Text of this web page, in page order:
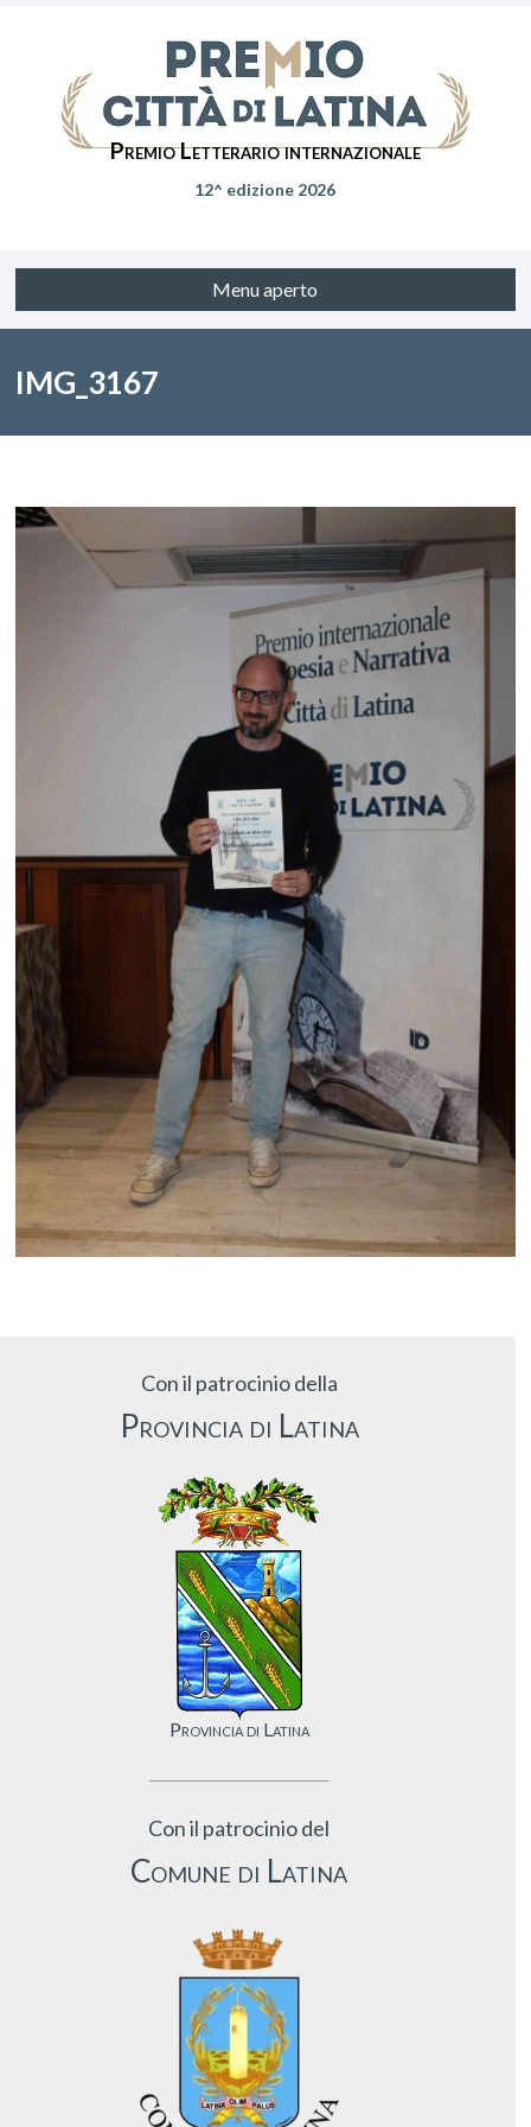
Premio Letterario internazionale
12^ edizione 2026
Menu aperto
IMG_3167
Con il patrocinio della
Provincia di Latina
Provincia di Latina
Con il patrocinio del
Comune di Latina